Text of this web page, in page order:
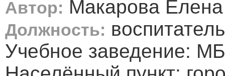
Автор: Макарова
Должность: воспитатель
Учебное заведение: